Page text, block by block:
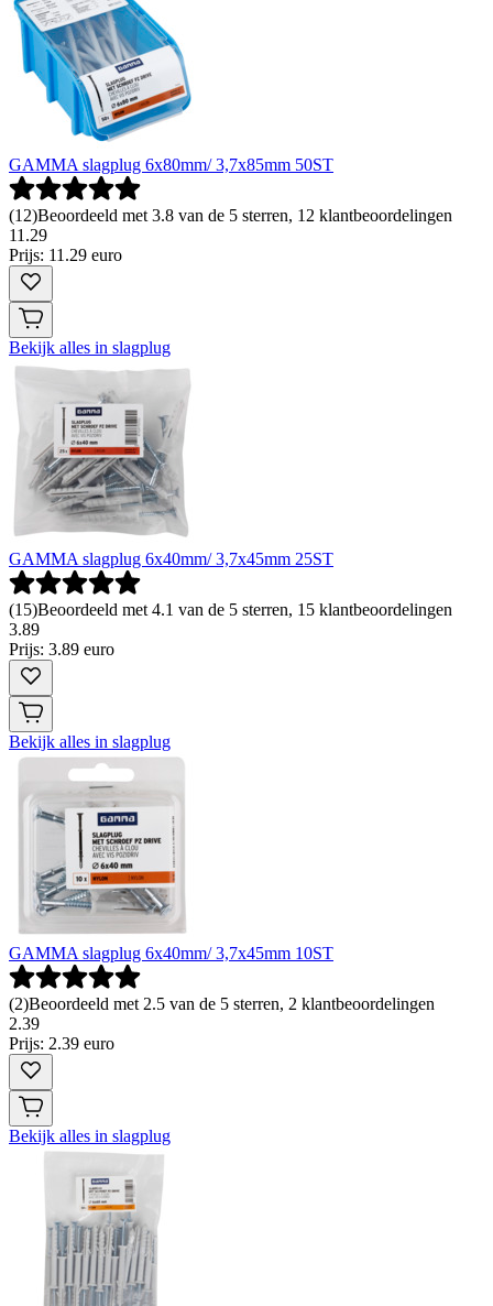
GAMMA slagplug 6x80mm/ 3,7x85mm 50ST
(12)Beoordeeld met 3.8 van de 5 sterren, 12 klantbeoordelingen
11 .29
Prijs: 11.29 euro
Bekijk alles in slagplug
GAMMA slagplug 6x40mm/ 3,7x45mm 25ST
(15)Beoordeeld met 4.1 van de 5 sterren, 15 klantbeoordelingen
3.89
Prijs: 3.89 euro
Bekijk alles in slagplug
GAMMA slagplug 6x40mm/ 3,7x45mm 10ST
(2)Beoordeeld met 2.5 van de 5 sterren, 2 klantbeoordelingen
2.39
Prijs: 2.39 euro
Bekijk alles in slagplug